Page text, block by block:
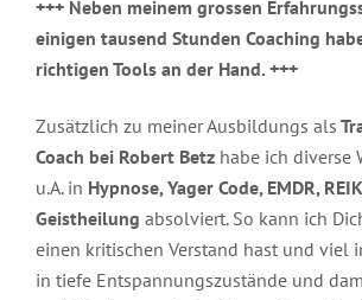
Archiv
Robert
Betz
Artikel
Robert
Betz
+++ Neben meinem grossen
einigen tausend Stunden Coaching
richtigen Tools an der Hand. +++
Zusätzlich zu meiner Ausbildungs als
Coach bei Robert Betz habe ich diverse
u.A. in Hypnose, Yager Code, EMDR,
Geistheilung absolviert. So kann ich
einen kritischen Verstand hast und viel
in tiefe Entspannungszustände und